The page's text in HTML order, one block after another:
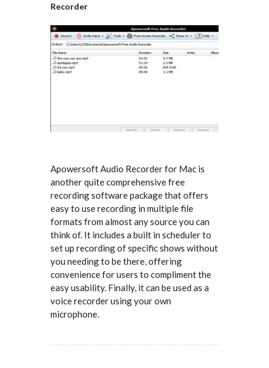
Recorder
Apowersoft Audio Recorder for Mac is
another quite comprehensive free
recording software package that offers
easy to use recording in multiple file
formats from almost any source you can
think of. It includes a built in scheduler to
set up recording of specific shows without
you needing to be there, offering
convenience for users to compliment the
easy usability. Finally, it can be used as a
voice recorder using your own
microphone.